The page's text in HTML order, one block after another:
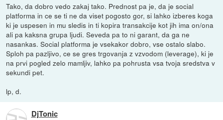
Tako, da dobro vedo zakaj tako. Prednost pa je, da je social
platforma in ce se ti ne da viset pogosto gor, si lahko izberes koga
ki je uspesen in mu sledis in ti kopira transakcije kot jih ima on/ona
ali pa kaksna grupa ljudi. Seveda pa to ni garant, da ga ne
nasankas. Social platforma je vsekakor dobro, vse ostalo slabo.
Sploh pa pazljivo, ce se gres trgovanja z vzvodom (leverage), ki je
na prvi pogled zelo mamljiv, lahko pa pohrusta vsa tvoja sredstva v
sekundi pet.
lp, d.
DjTonic